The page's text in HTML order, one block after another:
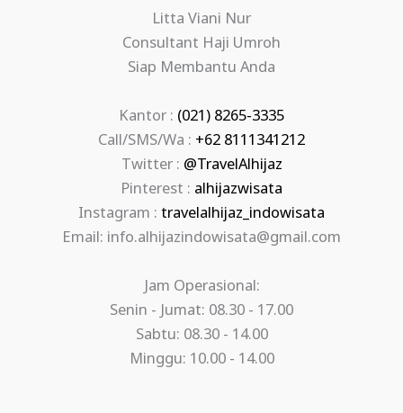
Litta Viani Nur
Consultant Haji Umroh
Siap Membantu Anda
Kantor : (021) 8265-3335
Call/SMS/Wa : +62 8111341212
Twitter : @TravelAlhijaz
Pinterest : alhijazwisata
Instagram : travelalhijaz_indowisata
Email: info.alhijazindowisata@gmail.com
Jam Operasional:
Senin - Jumat: 08.30 - 17.00
Sabtu: 08.30 - 14.00
Minggu: 10.00 - 14.00